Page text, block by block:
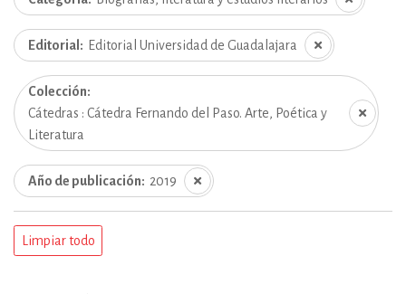
Editorial Editorial Universidad de Guadalajara
Colección
Cátedras : Cátedra Fernando del Paso. Arte, Poética y
Literatura
Año de publicación 2019
Limpiar todo